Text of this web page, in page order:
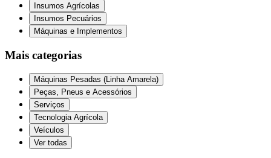
Insumos Agrícolas
Insumos Pecuários
Máquinas e Implementos
Mais categorias
Máquinas Pesadas (Linha Amarela)
Peças, Pneus e Acessórios
Serviços
Tecnologia Agrícola
Veículos
Ver todas